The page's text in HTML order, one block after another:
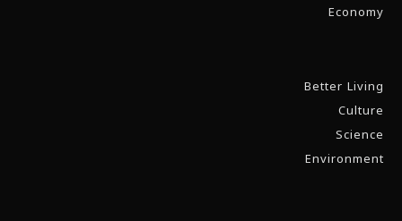
Economy
Better Living
Culture
Science
Environment